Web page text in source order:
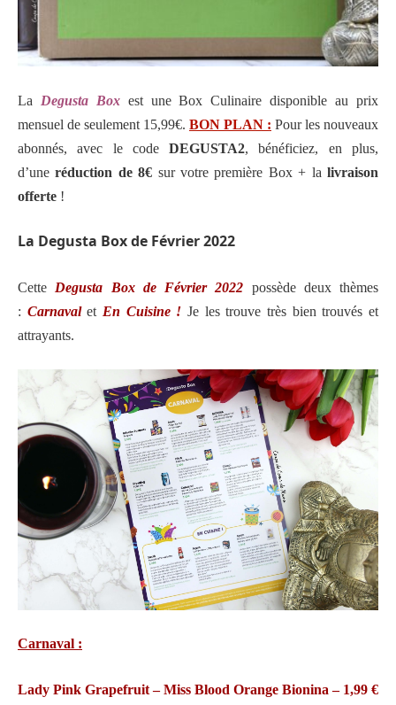
La Degusta Boxest une Box Culinaire disponible au prix
mensuel de seulement 15,99€. BON PLAN : Pour les nouveaux
abonnés, avec le codeDEGUSTA2, bénéficiez, en plus,
d’uneréduction de 8€ sur votre première Box + lalivraison
offerte !
La Degusta Box de Février 2022
Cette Degusta Box de Février 2022 possède deux thèmes
: Carnavalet En Cuisine ! Je les trouve très bien trouvés et
attrayants.
Carnaval :
Lady Pink Grapefruit – Miss Blood Orange Bionina – 1,99 €